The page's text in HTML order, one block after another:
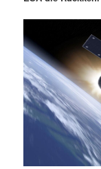
r
e
n
d
ä
r
n
a
v
i
g
a
t
i
o